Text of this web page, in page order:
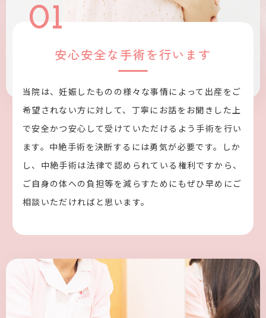
01
安心安全な手術を行います
当院は、妊娠したものの様々な事情によって出産をご
希望されない方に対して、丁寧にお話をお聞きした上
で安全かつ安心して受けていただけるよう手術を行い
ます。中絶手術を決断するには勇気が必要です。しか
し、中絶手術は法律で認められている権利ですから、
ご自身の体への負担等を減らすためにもぜひ早めにご
相談いただければと思います。